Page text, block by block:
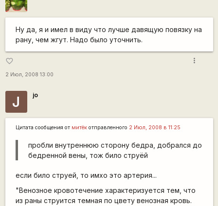
Ну да, я и имел в виду что лучше давящую повязку на
рану, чем жгут. Надо было уточнить.
favorite_border
2 Июл, 2008 13:00
more_vert
J jo
Цитата сообщения от митёкотправленного 2 Июл, 2008 в 11:25
пробли внутреннюю сторону бедра, добрался до
бедренной вены, тож било струёй
если било струей, то имхо это артерия...
"Венозное кровотечение характеризуется тем, что
из раны струится темная по цвету венозная кровь.